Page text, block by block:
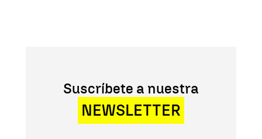
Suscríbete a nuestra
NEWSLETTER